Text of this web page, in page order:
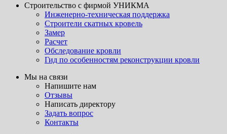
Строительство с фирмой УНИКМА
Инженерно-техническая поддержка
Строители скатных кровель
Замер
Расчет
Обследование кровли
Гид по особенностям реконструкции кровли
Мы на связи
Напишите нам
Отзывы
Написать директору
Задать вопрос
Контакты